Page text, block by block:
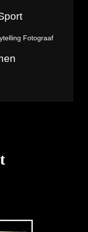
Fotograaf